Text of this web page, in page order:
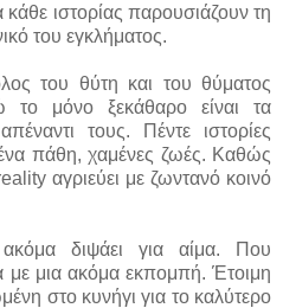
κάθε ιστορίας παρουσιάζουν τη
του εγκλήματος.
του θύτη και του θύματος
το μόνο ξεκάθαρο είναι τα
τους. Πέντε ιστορίες
πάθη, χαμένες ζωές. Καθώς
αγριεύει με ζωντανό κοινό
διψάει για αίμα. Που
με μια ακόμα εκπομπή. Έτοιμη
στο κυνήγι για το καλύτερο